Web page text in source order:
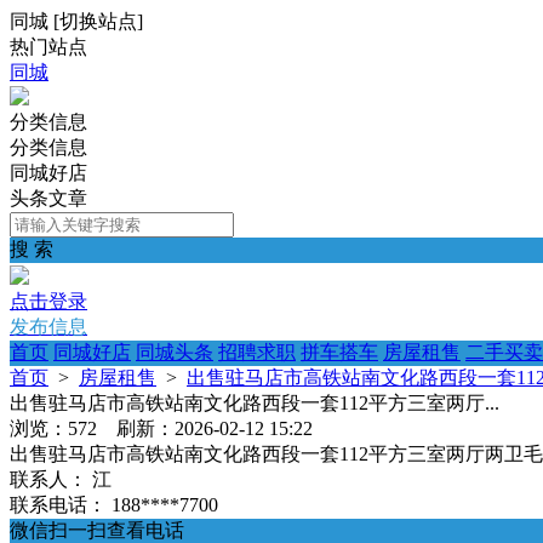
同城 [切换站点]
热门站点
同城
分类信息
分类信息
同城好店
头条文章
搜 索
点击登录
发布信息
首页 同城好店 同城头条 招聘求职 拼车搭车 房屋租售 二手买卖
首页 > 房屋租售 > 出售驻马店市高铁站南文化路西段一套
出售驻马店市高铁站南文化路西段一套112平方三室两厅...
浏览：572 刷新：2026-02-12 15:22
出售驻马店市高铁站南文化路西段一套112平方三室两厅两卫
联系人：
江
联系电话：
188****7700
微信扫一扫查看电话